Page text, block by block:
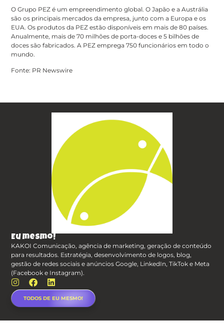
O Grupo PEZ é um empreendimento global. O Japão e a Austrália
são os principais mercados da empresa, junto com a Europa e os
EUA. Os produtos da PEZ estão disponíveis em mais de 80 países.
Anualmente, mais de 70 milhões de porta-doces e 5 bilhões de
doces são fabricados. A PEZ emprega 750 funcionários em todo o
mundo.
Fonte: PR Newswire
Eu mesmo!
KAKOI Comunicação, agência de marketing, geração de conteúdo
para resultados. Estratégia, desenvolvimento de logos, blog,
gestão de redes sociais e anúncios Google, LinkedIn, TikTok e Meta
(Facebook e Instagram).
TODOS DE EU MESMO!